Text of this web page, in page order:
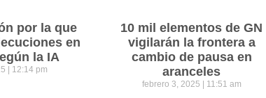
por la que
en
la IA
12:14 pm
10 mil elementos de GN
vigilarán la frontera a
cambio de pausa en
aranceles
febrero 3, 2025 11:51 am